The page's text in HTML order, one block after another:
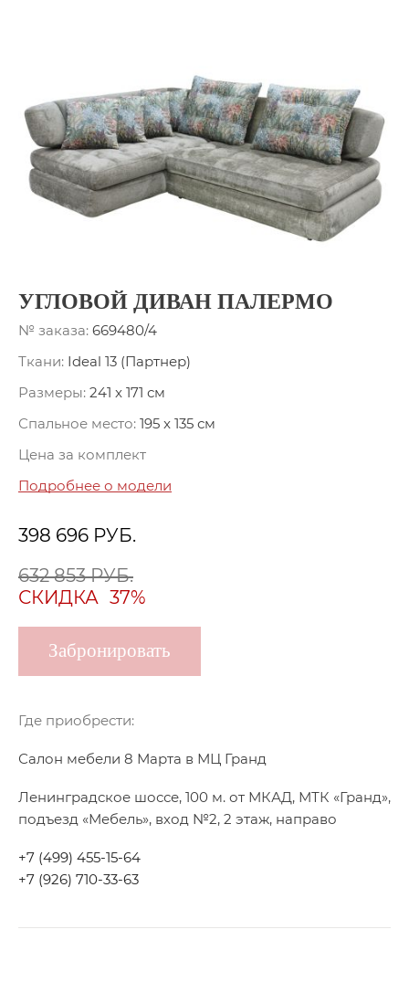
УГЛОВОЙ ДИВАН ПАЛЕРМО
№ заказа: 669480/4
Ткани: Ideal 13 (Партнер)
Размеры: 241 x 171 см
Спальное место: 195 x 135 см
Цена за комплект
Подробнее о модели
398 696 РУБ.
632 853 РУБ.
СКИДКА 37%
Забронировать
Где приобрести:
Салон мебели 8 Марта в МЦ Гранд
Ленинградское шоссе, 100 м. от МКАД, МТК «Гранд»,
подъезд «Мебель», вход №2, 2 этаж, направо
+7 (499) 455-15-64
+7 (926) 710-33-63